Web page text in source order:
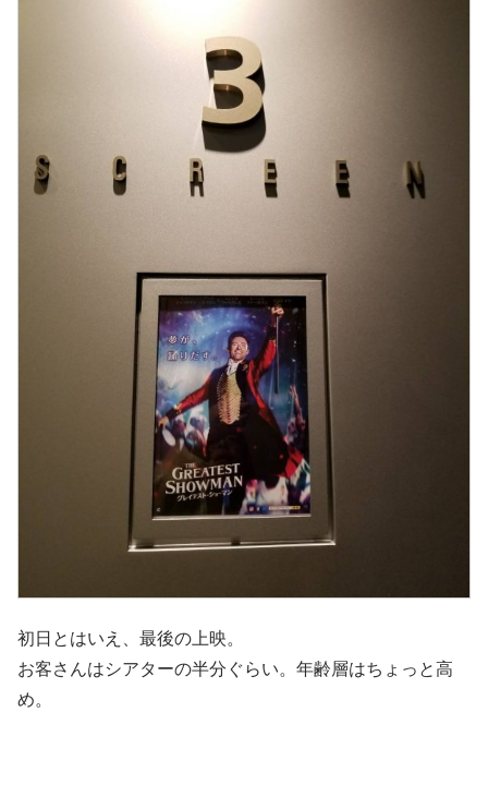
初日とはいえ、最後の上映。
お客さんはシアターの半分ぐらい。年齢層はちょっと高
め。